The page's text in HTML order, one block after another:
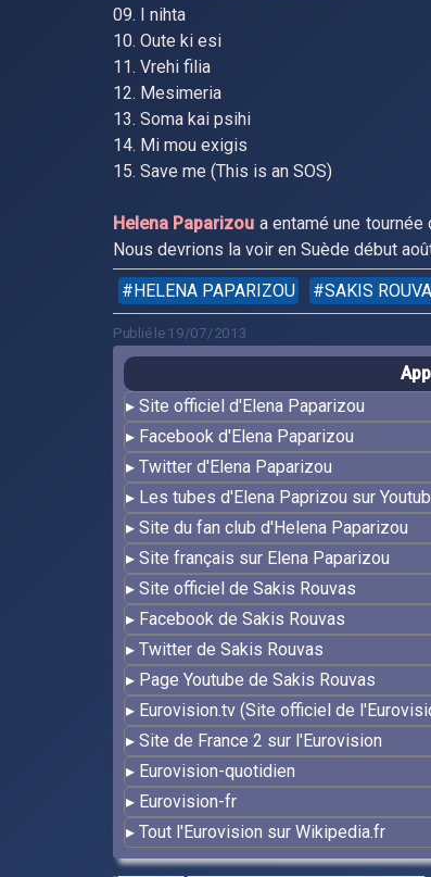
09. I nihta
10. Oute ki esi
11. Vrehi filia
12. Mesimeria
13. Soma kai psihi
14. Mi mou exigis
15. Save me (This is an SOS)
Helena Paparizou a entamé une tournée
Nous devrions la voir en Suède début
HELENA PAPARIZOU
SAKIS
Publié le 19/07/2013
Site officiel d'Elena Paparizou
Facebook d'Elena Paparizou
Twitter d'Elena Paparizou
Les tubes d'Elena Paprizou sur
Site du fan club d'Helena Paparizou
Site français sur Elena Paparizou
Site officiel de Sakis Rouvas
Facebook de Sakis Rouvas
Twitter de Sakis Rouvas
Page Youtube de Sakis Rouvas
Eurovision.tv (Site officiel de
Site de France 2 sur l'Eurovision
Eurovision-quotidien
Eurovision-fr
Tout l'Eurovision sur Wikipedia.fr